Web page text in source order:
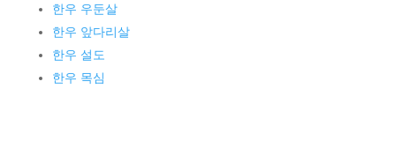
한우 우둔살
한우 앞다리살
한우 설도
한우 목심